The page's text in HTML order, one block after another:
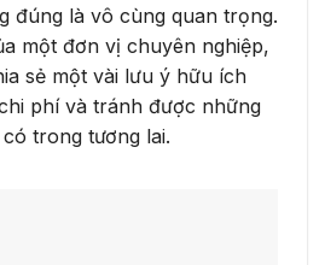
đúng là vô cùng quan trọng.
một đơn vị chuyên nghiệp,
sẻ một vài lưu ý hữu ích
phí và tránh được những
trong tương lai.